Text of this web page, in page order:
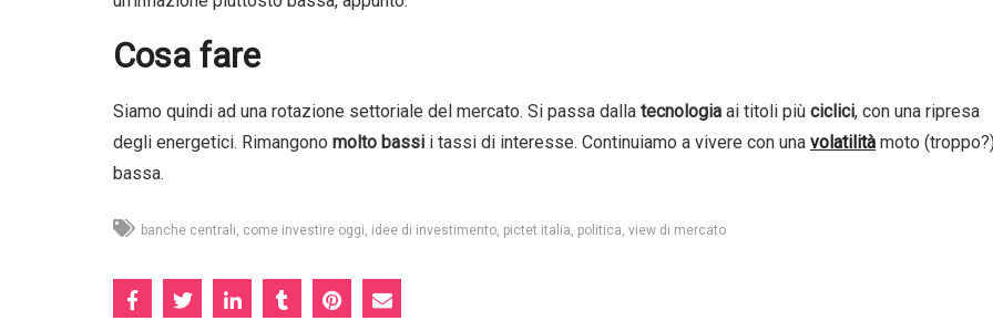
Cosa fare
Siamo quindi ad una rotazione settoriale del mercato. Si passa dalla tecnologia ai titoli più ciclici, con una ripresa
degli energetici. Rimangono molto bassi i tassi di interesse. Continuiamo a vivere con una volatilità moto
bassa.
banche centrali come investire oggi idee di investimento pictet italia politica view di mercato